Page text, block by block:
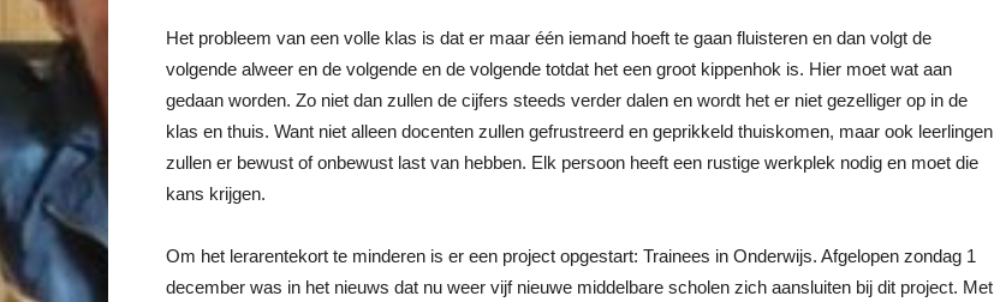
Het probleem van een volle klas is dat er maar één iemand hoeft te gaan fluisteren en dan volgt de
volgende alweer en de volgende en de volgende totdat het een groot kippenhok is. Hier moet wat aan
gedaan worden. Zo niet dan zullen de cijfers steeds verder dalen en wordt het er niet gezelliger op in de
klas en thuis. Want niet alleen docenten zullen gefrustreerd en geprikkeld thuiskomen, maar ook leerlingen
zullen er bewust of onbewust last van hebben. Elk persoon heeft een rustige werkplek nodig en moet die
kans krijgen.
Om het lerarentekort te minderen is er een project opgestart: Trainees in Onderwijs. Afgelopen zondag 1
december was in het nieuws dat nu weer vijf nieuwe middelbare scholen zich aansluiten bij dit project. Met